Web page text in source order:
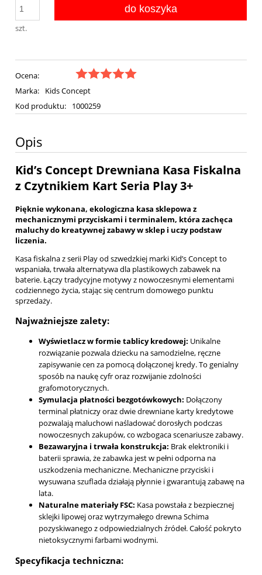
szt.
do koszyka
Ocena:
Marka:
Kids Concept
Kod produktu:
1000259
Opis
Kid’s Concept Drewniana Kasa Fiskalna
z Czytnikiem Kart Seria Play 3+
Pięknie wykonana, ekologiczna kasa sklepowa z
mechanicznymi przyciskami i terminalem, która zachęca
maluchy do kreatywnej zabawy w sklep i uczy podstaw
liczenia.
Kasa fiskalna z serii Play od szwedzkiej marki Kid’s Concept to
wspaniała, trwała alternatywa dla plastikowych zabawek na
baterie. Łączy tradycyjne motywy z nowoczesnymi elementami
codziennego życia, stając się centrum domowego punktu
sprzedaży.
Najważniejsze zalety:
Wyświetlacz w formie tablicy kredowej: Unikalne
rozwiązanie pozwala dziecku na samodzielne, ręczne
zapisywanie cen za pomocą dołączonej kredy. To genialny
sposób na naukę cyfr oraz rozwijanie zdolności
grafomotorycznych.
Symulacja płatności bezgotówkowych: Dołączony
terminal płatniczy oraz dwie drewniane karty kredytowe
pozwalają maluchowi naśladować dorosłych podczas
nowoczesnych zakupów, co wzbogaca scenariusze zabawy.
Bezawaryjna i trwała konstrukcja: Brak elektroniki i
baterii sprawia, że zabawka jest w pełni odporna na
uszkodzenia mechaniczne. Mechaniczne przyciski i
wysuwana szuflada działają płynnie i gwarantują zabawę na
lata.
Naturalne materiały FSC: Kasa powstała z bezpiecznej
sklejki lipowej oraz wytrzymałego drewna Schima
pozyskiwanego z odpowiedzialnych źródeł. Całość pokryto
nietoksycznymi farbami wodnymi.
Specyfikacja techniczna: